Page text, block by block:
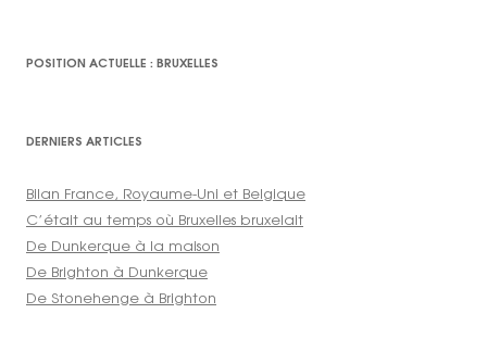
POSITION ACTUELLE : BRUXELLES
DERNIERS ARTICLES
Bilan France, Royaume-Uni et Belgique
C’était au temps où Bruxelles bruxelait
De Dunkerque à la maison
De Brighton à Dunkerque
De Stonehenge à Brighton